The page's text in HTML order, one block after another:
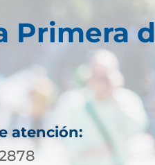
Primera
atención: